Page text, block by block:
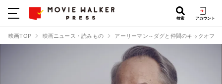
検索 アカウント
映画TOP 映画ニュース・読みもの アーリーマン～ダグと仲間のキックオフ！